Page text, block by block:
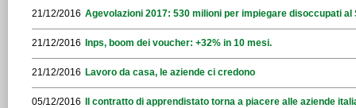
21/12/2016 Agevolazioni 2017: 530 milioni per impiegare disoccupati al
21/12/2016 Inps, boom dei voucher: +32% in 10 mesi.
21/12/2016 Lavoro da casa, le aziende ci credono
05/12/2016 Il contratto di apprendistato torna a piacere alle aziende